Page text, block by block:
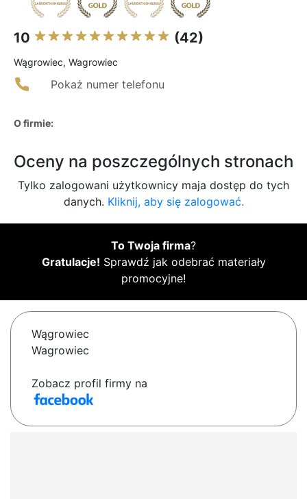
10 (42)
Wągrowiec, Wagrowiec
Pokaż numer telefonu
O firmie:
Oceny na poszczególnych stronach
Tylko zalogowani użytkownicy maja dostęp do tych
danych. Kliknij, aby się zalogować.
To Twoja firma?
Gratulacje! Sprawdź jak odebrać materiały
promocyjne!
Wągrowiec
Wagrowiec
Zobacz profil firmy na